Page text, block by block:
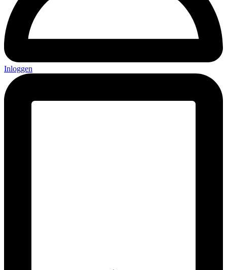
Inloggen